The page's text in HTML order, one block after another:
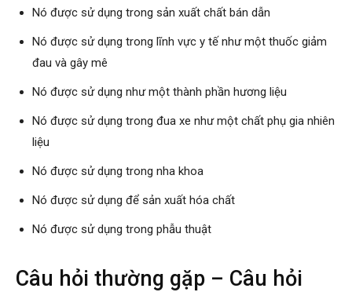
Nó được sử dụng trong sản xuất chất bán dẫn
Nó được sử dụng trong lĩnh vực y tế như một thuốc giảm
đau và gây mê
Nó được sử dụng như một thành phần hương liệu
Nó được sử dụng trong đua xe như một chất phụ gia nhiên
liệu
Nó được sử dụng trong nha khoa
Nó được sử dụng để sản xuất hóa chất
Nó được sử dụng trong phẫu thuật
Câu hỏi thường gặp – Câu hỏi